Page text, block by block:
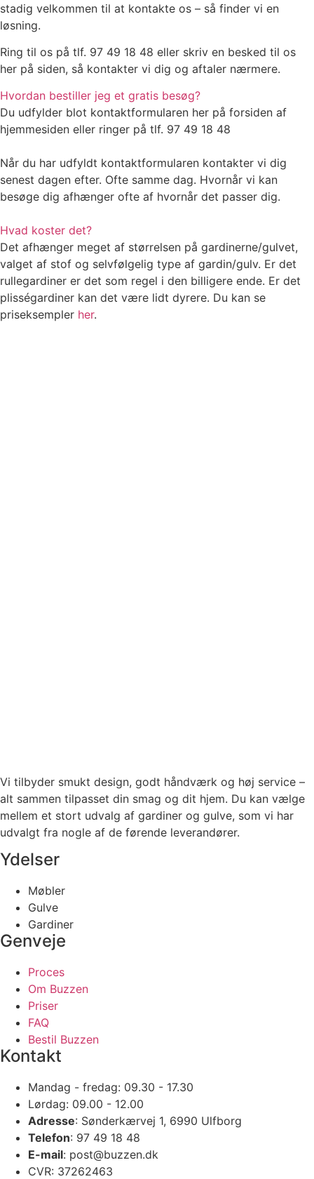
stadig velkommen til at kontakte os – så finder vi en
løsning.
Ring til os på tlf. 97 49 18 48 eller skriv en besked til os
her på siden, så kontakter vi dig og aftaler nærmere.
Hvordan bestiller jeg et gratis besøg?
Du udfylder blot kontaktformularen her på forsiden af
hjemmesiden eller ringer på tlf. 97 49 18 48
Når du har udfyldt kontaktformularen kontakter vi dig
senest dagen efter. Ofte samme dag. Hvornår vi kan
besøge dig afhænger ofte af hvornår det passer dig.
Hvad koster det?
Det afhænger meget af størrelsen på gardinerne/gulvet,
valget af stof og selvfølgelig type af gardin/gulv. Er det
rullegardiner er det som regel i den billigere ende. Er det
plisségardiner kan det være lidt dyrere. Du kan se
priseksempler her.
Vi tilbyder smukt design, godt håndværk og høj service –
alt sammen tilpasset din smag og dit hjem. Du kan vælge
mellem et stort udvalg af gardiner og gulve, som vi har
udvalgt fra nogle af de førende leverandører.
Ydelser
Møbler
Gulve
Gardiner
Genveje
Proces
Om Buzzen
Priser
FAQ
Bestil Buzzen
Kontakt
Mandag - fredag: 09.30 - 17.30
Lørdag: 09.00 - 12.00
Adresse: Sønderkærvej 1, 6990 Ulfborg
Telefon: 97 49 18 48
E-mail: post@buzzen.dk
CVR: 37262463